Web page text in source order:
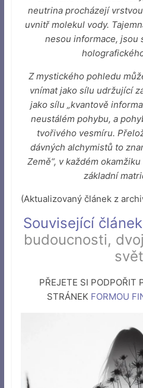
neutrina procházejí
uvnitř molekul vody.
nesou informace, jsou
Z mystického pohledu
vnímat jako sílu udržující
jako sílu „kvantově
neustálém pohybu, a
tvořivého vesmíru.
dávných alchymistů to
Země“, v každém
základní
(Aktualizovaný článek z
Související
budoucnosti,
PŘEJETE SI PODPOŘIT
STRÁNEK FORMOU